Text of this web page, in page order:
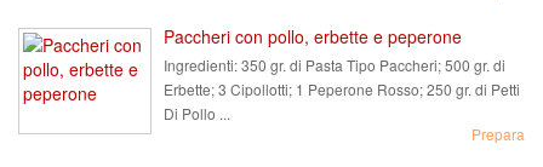
Paccheri con pollo, erbette e peperone
Ingredienti:350 gr. di Pasta Tipo Paccheri; 500 gr. di
Erbette; 3 Cipollotti; 1 Peperone Rosso; 250 gr. di Petti
Di Pollo ...
Prepara